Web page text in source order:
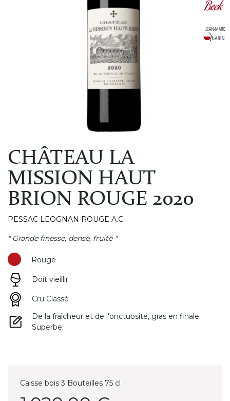
CHÂTEAU LA
MISSION HAUT
BRION ROUGE 2020
PESSAC LEOGNAN ROUGE A.C.
" Grande finesse, dense, fruité "
Rouge
Doit vieillir
Cru Classé
De la fraîcheur et de l'onctuosité, gras en finale.
Superbe.
Caisse bois 3 Bouteilles 75 cl